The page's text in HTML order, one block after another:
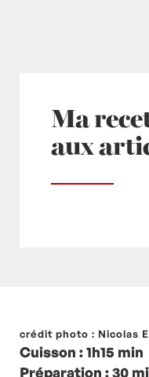
Ma
aux
Posté à 13:00hin-
Recette - , Artichaut
crédit photo : Nicolas
Cuisson : 1h15 min
Préparation : 30